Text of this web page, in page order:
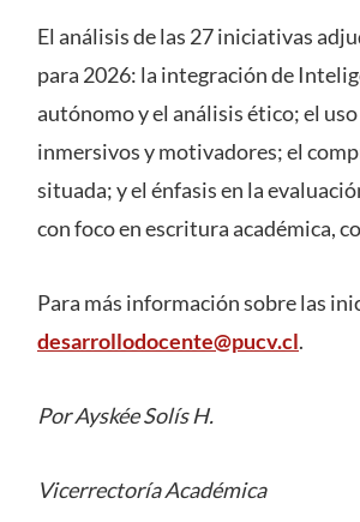
El análisis de las 27 iniciativas
para 2026: la integración de
autónomo y el análisis ético; el
inmersivos y motivadores; el
situada; y el énfasis en la
con foco en escritura académica,
Para más información sobre las
desarrollodocente@pucv.cl.
Por Ayskée Solís H.
Vicerrectoría Académica